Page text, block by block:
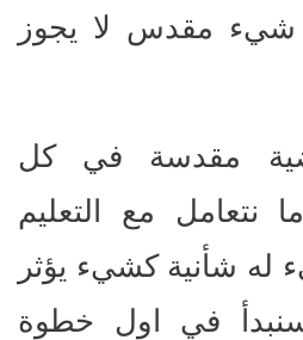
شيء مقدس لا يجوز
مقدسة في كل
نتعامل مع التعليم
شأنية كشيء يؤثر
في اول خطوة